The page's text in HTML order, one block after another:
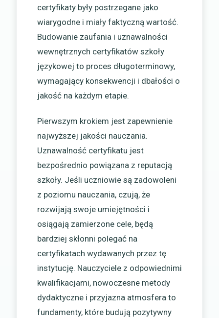
certyfikaty były postrzegane jako
wiarygodne i miały faktyczną wartość.
Budowanie zaufania i uznawalności
wewnętrznych certyfikatów szkoły
językowej to proces długoterminowy,
wymagający konsekwencji i dbałości o
jakość na każdym etapie.
Pierwszym krokiem jest zapewnienie
najwyższej jakości nauczania.
Uznawalność certyfikatu jest
bezpośrednio powiązana z reputacją
szkoły. Jeśli uczniowie są zadowoleni
z poziomu nauczania, czują, że
rozwijają swoje umiejętności i
osiągają zamierzone cele, będą
bardziej skłonni polegać na
certyfikatach wydawanych przez tę
instytucję. Nauczyciele z odpowiednimi
kwalifikacjami, nowoczesne metody
dydaktyczne i przyjazna atmosfera to
fundamenty, które budują pozytywny